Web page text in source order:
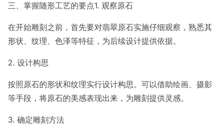
三、掌握随形工艺的要点1. 观察原石
在开始雕刻之前，首先要对翡翠原石实施仔细观察，熟悉其
形状、纹理、色泽等特征，为后续设计提供依据。
2. 设计构思
按照原石的形状和纹理实行设计构思。可以借助绘画、摄影
等手段，将原石的美感表现出来，为雕刻提供灵感。
3. 确定雕刻方法